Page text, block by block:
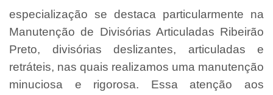
especialização se destaca particularmente na
Manutenção de Divisórias Articuladas Ribeirão
Preto, divisórias deslizantes, articuladas e
retráteis, nas quais realizamos uma manutenção
minuciosa e rigorosa. Essa atenção aos